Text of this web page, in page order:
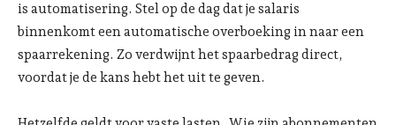
is automatisering. Stel op de dag dat je salaris
binnenkomt een automatische overboeking in naar een
spaarrekening. Zo verdwijnt het spaarbedrag direct,
voordat je de kans hebt het uit te geven.